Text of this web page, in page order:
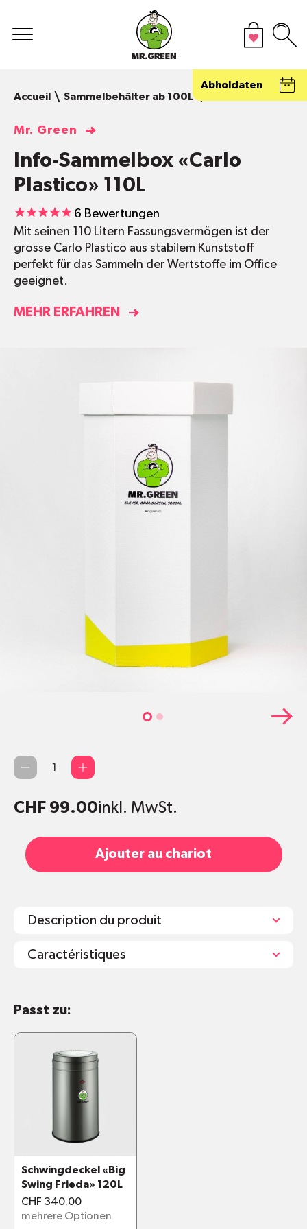
Abholdaten
Accueil
Sammelbehälter ab 100L Info-Sammelbox
Mr. Green
Info-Sammelbox «Carlo
Plastico» 110L
6 Bewertungen
Mit seinen 110 Litern Fassungsvermögen ist der
grosse Carlo Plastico aus stabilem Kunststoff
perfekt für das Sammeln der Wertstoffe im Office
geeignet.
MEHR ERFAHREN
Quantité
CHF 99.00inkl. MwSt.
Ajouter au chariot
Description du produit
Caractéristiques
Masse: 480 x 480 x 855 mm (L/B/H)
Gewicht: 2kg
Einwurfloch im Deckel
Der Carlo Plastico wird bereits
zusammengesteckt geliefert
Laut Hersteller kann die Sammelbox dank
eingesetzt werden. Wir empfehlen die
Die Wertstoff-Piktogramme sind auf den
Deckel gedruckt
Material: Polypropylen, 600g/m2
Hohlkammerplatte
Passt zu:
Schwingdeckel «Big
Swing Frieda» 120L
CHF 340.00
mehrere Optionen